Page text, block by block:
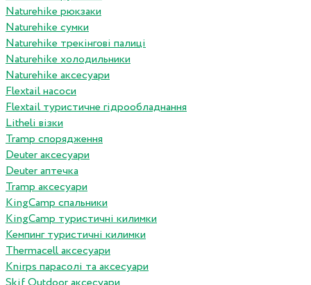
Naturehike рюкзаки
Naturehike сумки
Naturehike трекінгові палиці
Naturehike холодильники
Naturehike аксесуари
Flextail насоси
Flextail туристичне гідрообладнання
Litheli візки
Tramp спорядження
Deuter аксесуари
Deuter аптечка
Tramp аксесуари
KingCamp спальники
KingCamp туристичні килимки
Кемпинг туристичні килимки
Thermacell аксесуари
Knirps парасолі та аксесуари